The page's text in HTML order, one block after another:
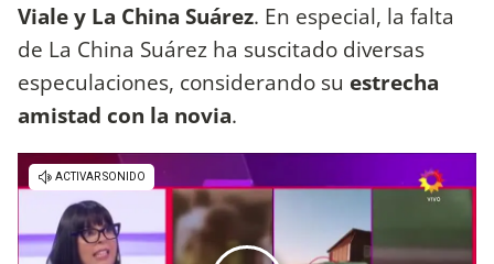
Viale y La China Suárez. En especial, la falta
de La China Suárez ha suscitado diversas
especulaciones, considerando su estrecha
amistad con la novia.